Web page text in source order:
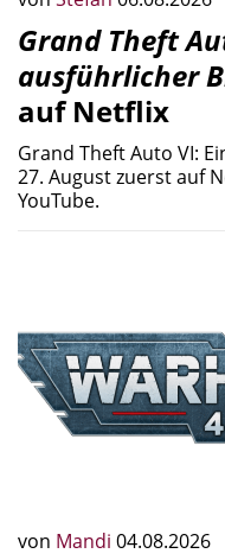
Grand Theft
ausführlicher
auf Netflix
Grand Theft Auto VI:
27. August zuerst auf
YouTube.
von Mandi 04.08.2026